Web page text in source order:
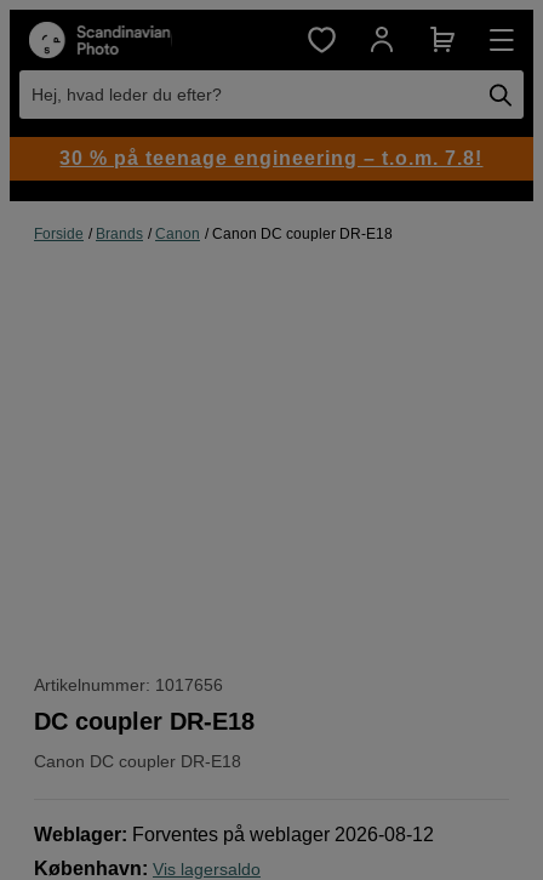
Hej, hvad leder du efter?
Forside Brands Canon Canon DC coupler DR-E18
Artikelnummer: 1017656
Canon DC coupler DR-E18
DC coupler DR-E18
Weblager: Forventes på weblager 2026-08-12
København: Vis lagersaldo
30 % på teenage engineering – t.o.m. 7.8!